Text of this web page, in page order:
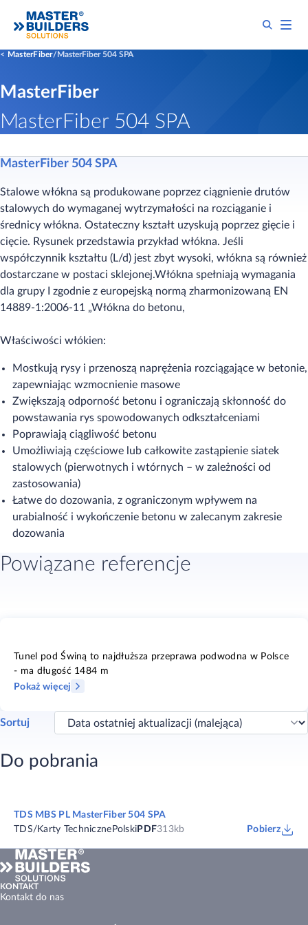
MasterFiber MasterFiber 504 SPA
MasterFiber
MasterFiber 504 SPA
MasterFiber 504 SPA
Stalowe włókna są produkowane poprzez ciągnienie drutów
stalowych do wymaganej wytrzymałości na rozciąganie i
średnicy włókna. Ostateczny kształt uzyskują poprzez gięcie i
cięcie. Rysunek przedstawia przykład włókna. Jeśli
współczynnik kształtu (L/d) jest zbyt wysoki, włókna są również
dostarczane w postaci sklejonej.Włókna spełniają wymagania
dla grupy I zgodnie z europejską normą zharmonizowaną EN
14889‑1:2006‑11 „Włókna do betonu,
Właściwości włókien:
Mostkują rysy i przenoszą naprężenia rozciągające w betonie,
zapewniając wzmocnienie masowe
Zwiększają odporność betonu i ograniczają skłonność do
powstawania rys spowodowanych odkształceniami
Poprawiają ciągliwość betonu
Umożliwiają częściowe lub całkowite zastąpienie siatek
stalowych (pierwotnych i wtórnych – w zależności od
zastosowania)
Łatwe do dozowania, z ograniczonym wpływem na
urabialność i wykończenie betonu w zalecanym zakresie
dozowania
Powiązane referencje
Tunel pod Świną to najdłuższa przeprawa podwodna w Polsce
- ma długość 1484 m
Pokaż więcej
Sortuj
Do pobrania
TDS MBS PL MasterFiber 504 SPA
TDS/Karty Techniczne Polski PDF313kb Pobierz
KONTAKT
Kontakt do nas